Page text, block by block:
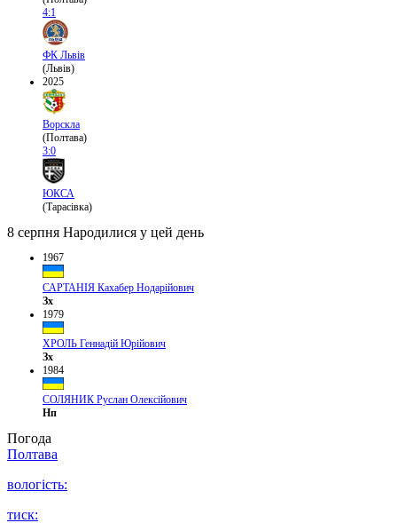
4:1
ФК Львів
(Львів)
2025
Ворскла
(Полтава)
3:0
ЮКСА
(Тарасівка)
8 серпня Народилися у цей день
1967
САРТАНІЯ Кахабер Нодарійович
Зх
1979
ХРОЛЬ Геннадій Юрійович
Зх
1984
СОЛЯНИК Руслан Олексійович
Нп
Погода
Полтава
вологість:
тиск: